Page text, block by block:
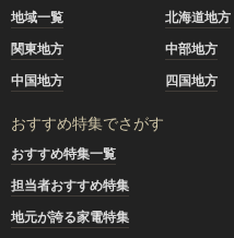
地域一覧 北海道地方
関東地方
中部地方
中国地方
四国地方
おすすめ特集でさがす
おすすめ特集一覧
担当者おすすめ特集
地元が誇る家電特集